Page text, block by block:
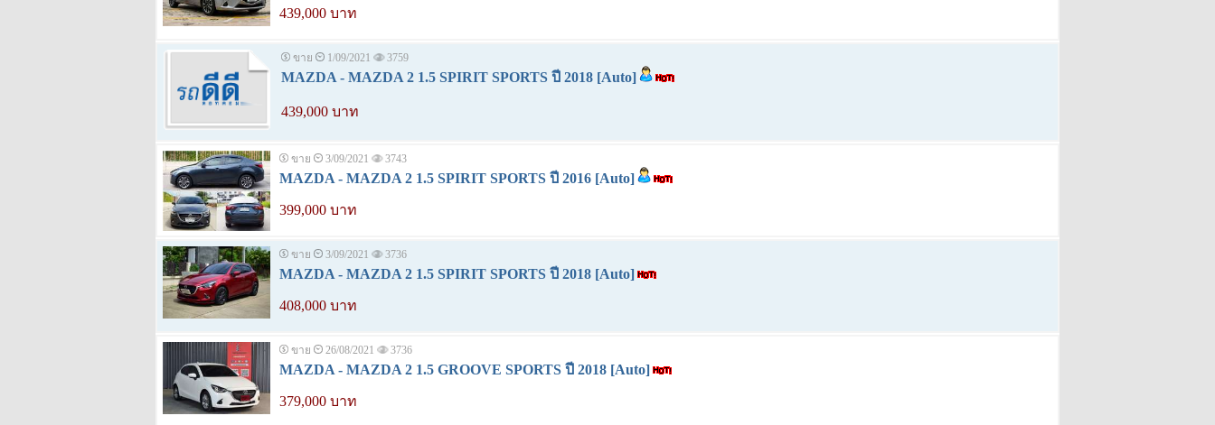
439,000 บาท
ขาย 1/09/2021 3759
MAZDA - MAZDA 2 1.5 SPIRIT SPORTS ปี 2018 [Auto]
439,000 บาท
ขาย 3/09/2021 3743
MAZDA - MAZDA 2 1.5 SPIRIT SPORTS ปี 2016 [Auto]
399,000 บาท
ขาย 3/09/2021 3736
MAZDA - MAZDA 2 1.5 SPIRIT SPORTS ปี 2018 [Auto]
408,000 บาท
ขาย 26/08/2021 3736
MAZDA - MAZDA 2 1.5 GROOVE SPORTS ปี 2018 [Auto]
379,000 บาท